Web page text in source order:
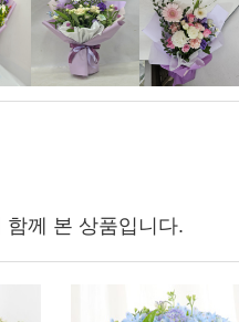
께 본 상품입니다.